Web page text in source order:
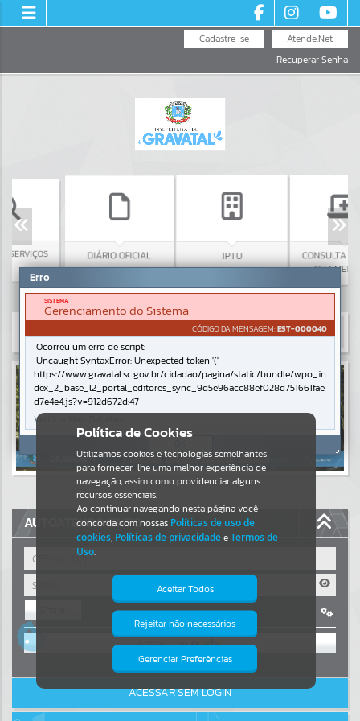
Atende.Net
Cadastre-se
Recuperar Senha
DIÁRIO OFICIAL IPTU
CONSULTA
TELEMEDICINA
Resultados para""
Portais
Por favor, aguarde...
NOTÍCIAS
Por favor, aguarde...
Por favor, aguarde...
Por favor, aguarde...
AUTOATENDIMENTO
OU
Cadastre-se|Recuperar Senha
ACESSAR SEM LOGIN
Política de Cookies
Utilizamos cookies e tecnologias semelhantes
para fornecer-lhe uma melhor experiência de
navegação, assim como providenciar alguns
recursos essenciais.
Ao continuar navegando nesta página você
concorda com nossas Políticas de uso de
cookies, Políticas de privacidadeeTermos de
Uso.
Aceitar Todos
Rejeitar não necessários
Gerenciar Preferências
Isto significa que diversos recursos
providenciados poderão não estar
Erro
SISTEMA
Gerenciamento do Sistema
CÓDIGO DA MENSAGEM:EST-000040
Ocorreu um erro de script:
Uncaught SyntaxError: Unexpected token '('
https://www.gravatal.sc.gov.br/cidadao/pagina/static/bundle/wpo_in
dex_2_base_l2_portal_editores_sync_9d5e96acc88ef028d751661fae
d7e4e4.js?v=912d672d:47
Verificar Mais Detalhes